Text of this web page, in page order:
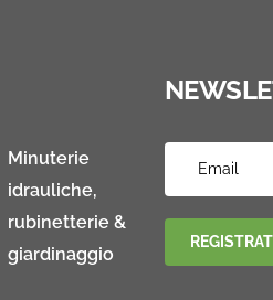
Minuterie
idrauliche,
rubinetterie &
giardinaggio